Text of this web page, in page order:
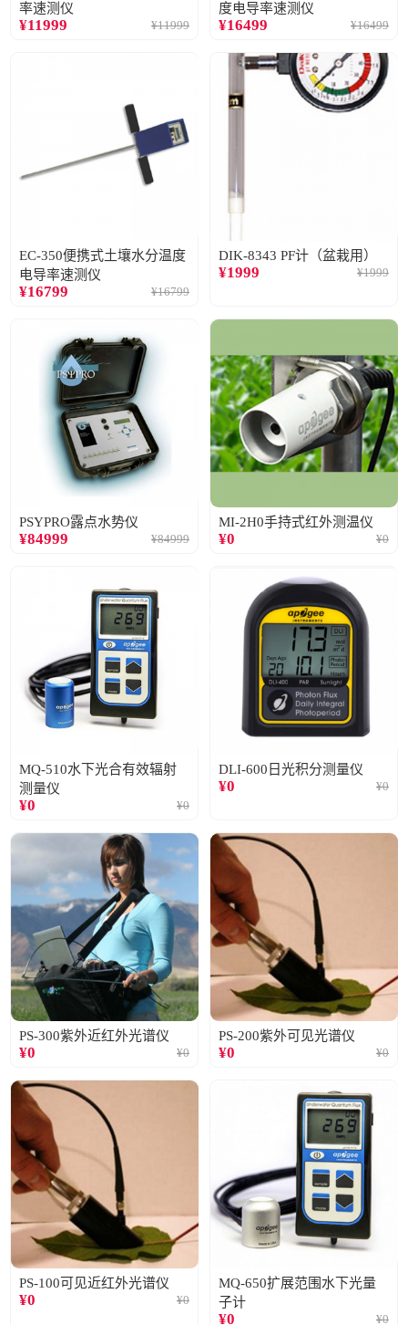
率速测仪
¥11999 ¥11999
度电导率速测仪
¥16499 ¥16499
EC-350便携式土壤水分温度
电导率速测仪
¥16799 ¥16799
DIK-8343 PF计（盆栽用）
¥1999 ¥1999
PSYPRO露点水势仪
¥84999 ¥84999
MI-2H0手持式红外测温仪
¥0 ¥0
MQ-510水下光合有效辐射
测量仪
¥0 ¥0
DLI-600日光积分测量仪
¥0 ¥0
PS-300紫外近红外光谱仪
¥0 ¥0
PS-200紫外可见光谱仪
¥0 ¥0
PS-100可见近红外光谱仪
¥0 ¥0
MQ-650扩展范围水下光量
子计
¥0 ¥0